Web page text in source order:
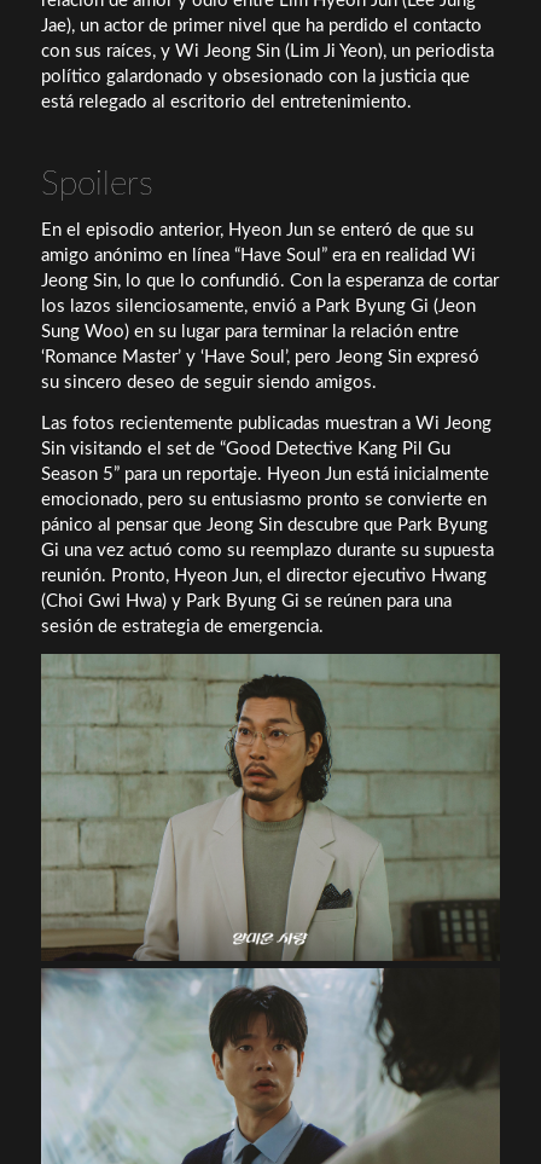
Jae), un actor de primer nivel que ha perdido el contacto
con sus raíces, y Wi Jeong Sin (Lim Ji Yeon), un periodista
político galardonado y obsesionado con la justicia que
está relegado al escritorio del entretenimiento.
Spoilers
En el episodio anterior, Hyeon Jun se enteró de que su
amigo anónimo en línea “Have Soul” era en realidad Wi
Jeong Sin, lo que lo confundió. Con la esperanza de cortar
los lazos silenciosamente, envió a Park Byung Gi (Jeon
Sung Woo) en su lugar para terminar la relación entre
‘Romance Master’ y ‘Have Soul’, pero Jeong Sin expresó
su sincero deseo de seguir siendo amigos.
Las fotos recientemente publicadas muestran a Wi Jeong
Sin visitando el set de “Good Detective Kang Pil Gu
Season 5” para un reportaje. Hyeon Jun está inicialmente
emocionado, pero su entusiasmo pronto se convierte en
pánico al pensar que Jeong Sin descubre que Park Byung
Gi una vez actuó como su reemplazo durante su supuesta
reunión. Pronto, Hyeon Jun, el director ejecutivo Hwang
(Choi Gwi Hwa) y Park Byung Gi se reúnen para una
sesión de estrategia de emergencia.